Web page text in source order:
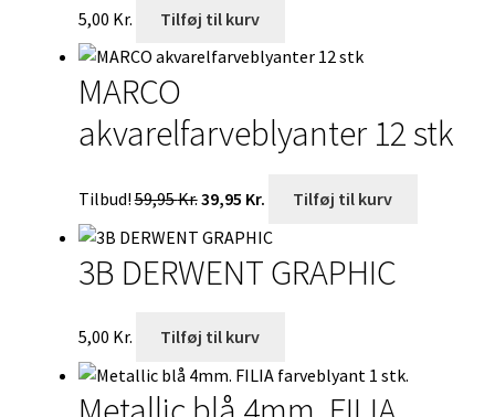
5,00 Kr. Tilføj til kurv
MARCO
akvarelfarveblyanter 12 stk
Tilbud!59,95Kr.
oprindelige
pris
var:
39,95 Kr.
pris
er:
Tilføj til kurv
3B DERWENT GRAPHIC
5,00 Kr. Tilføj til kurv